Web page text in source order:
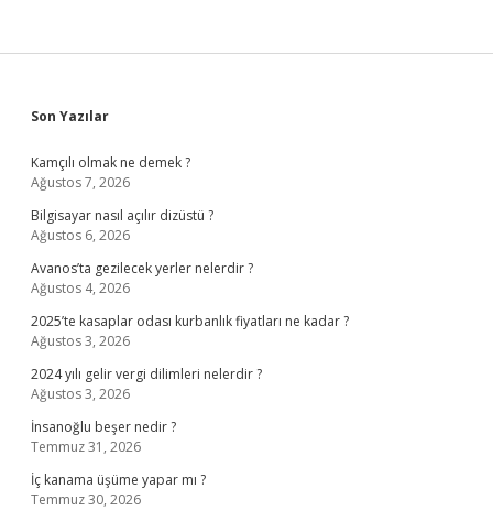
Sidebar
Son Yazılar
Kamçılı olmak ne demek ?
Ağustos 7, 2026
Bilgisayar nasıl açılır dizüstü ?
Ağustos 6, 2026
Avanos’ta gezilecek yerler nelerdir ?
Ağustos 4, 2026
2025’te kasaplar odası kurbanlık fiyatları ne kadar ?
Ağustos 3, 2026
2024 yılı gelir vergi dilimleri nelerdir ?
Ağustos 3, 2026
İnsanoğlu beşer nedir ?
Temmuz 31, 2026
İç kanama üşüme yapar mı ?
Temmuz 30, 2026